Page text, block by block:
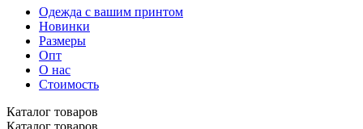
Одежда с вашим принтом
Новинки
Размеры
Опт
О нас
Стоимость
Каталог товаров